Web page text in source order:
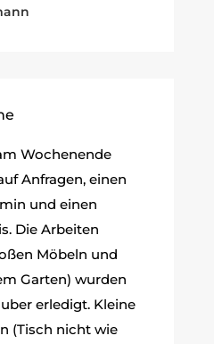
Wochenende
Anfragen, einen
und einen
Die Arbeiten
Möbeln und
Garten) wurden
erledigt. Kleine
(Tisch nicht wie